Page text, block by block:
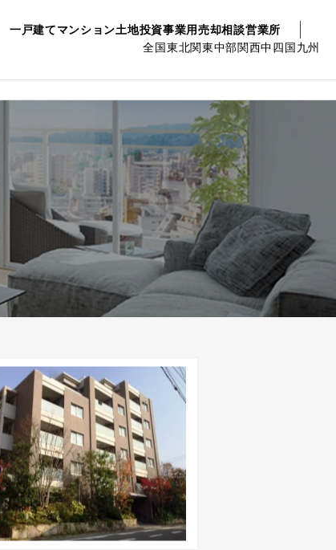
一戸建てマンション土地投資事業用売却相談営業所
全国東北関東中部関西中四国九州